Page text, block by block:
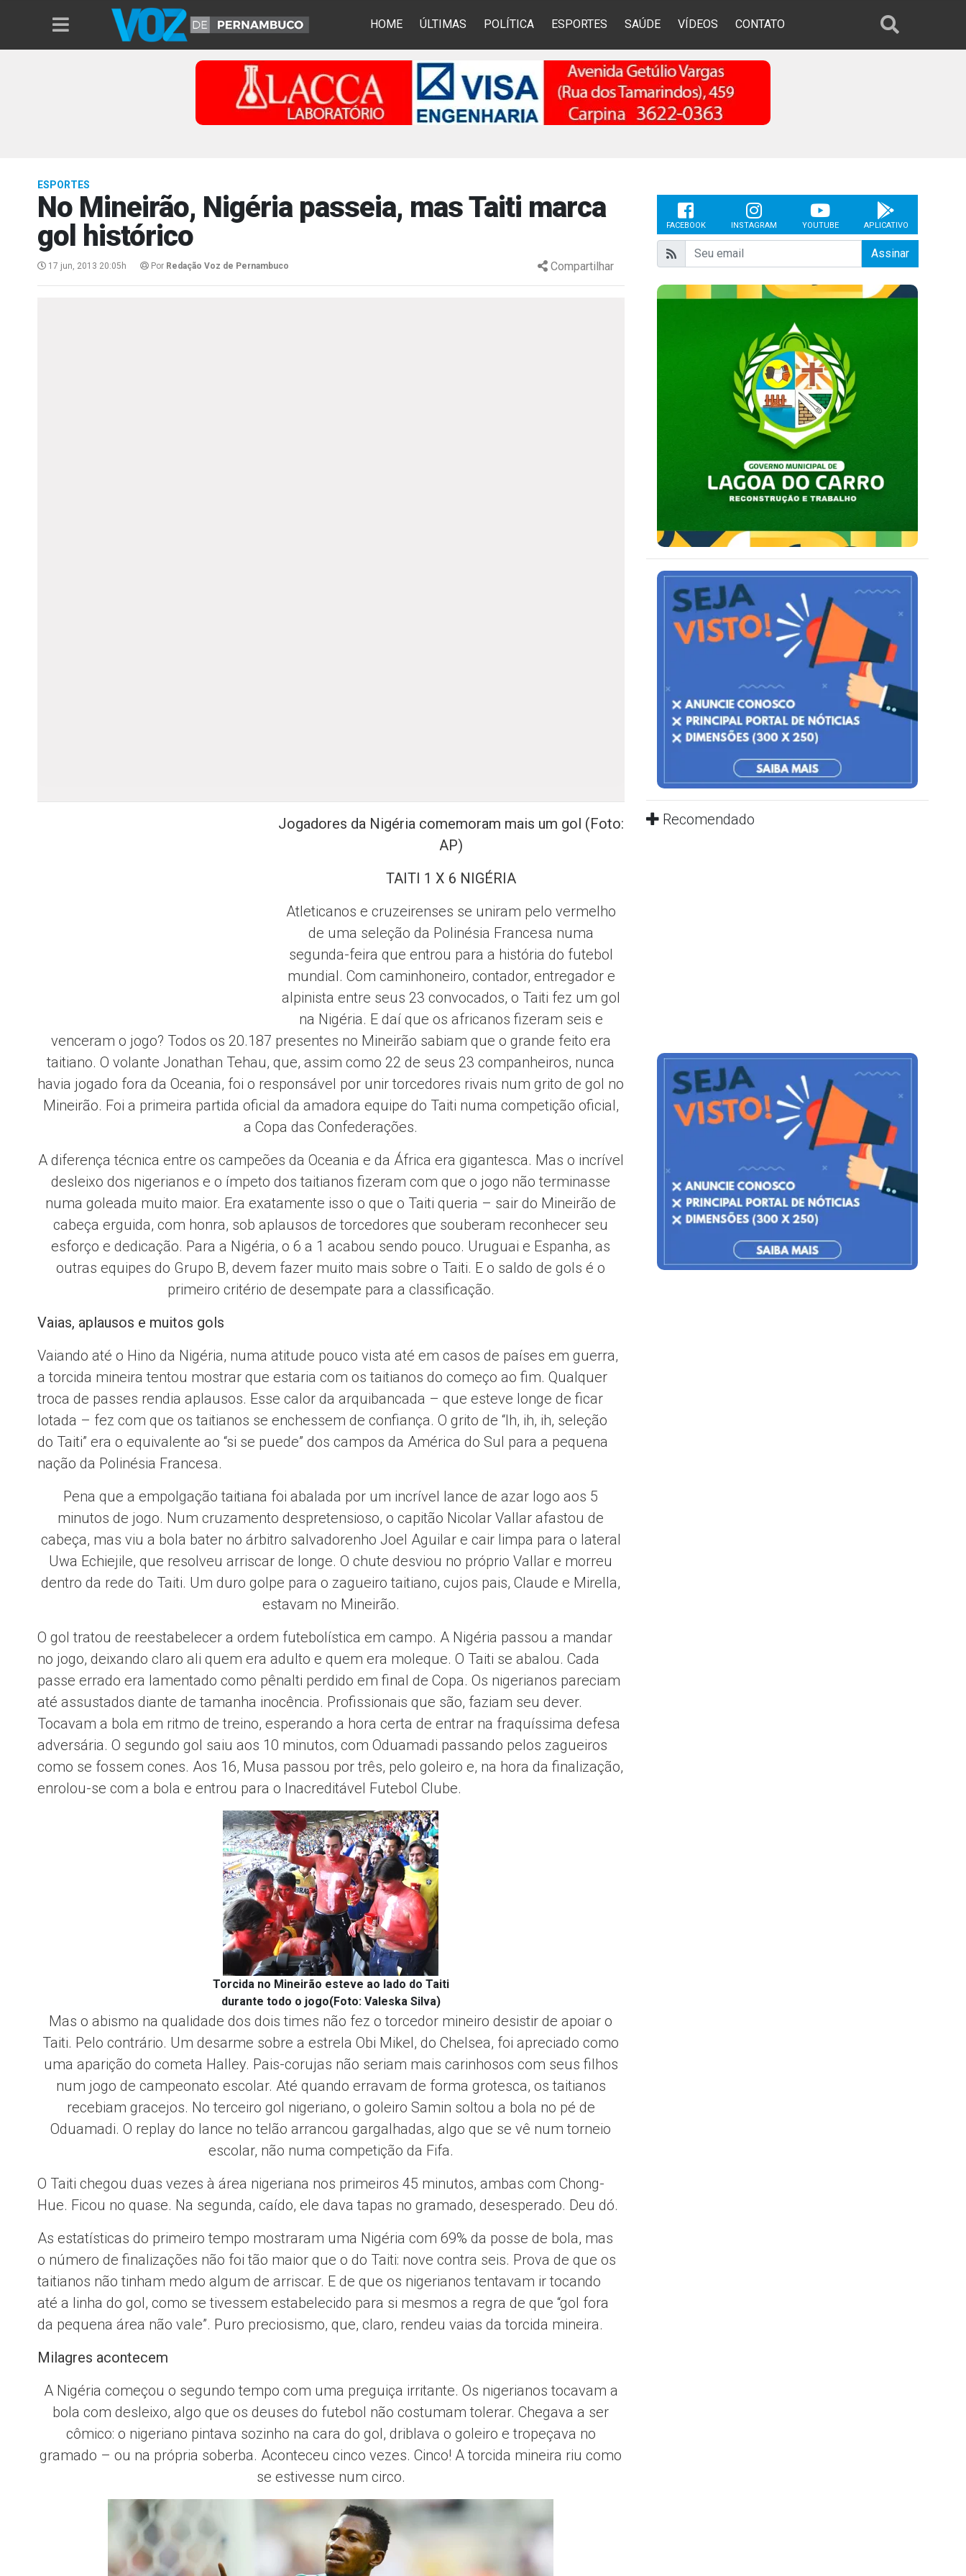
HOME ÚLTIMAS POLÍTICA ESPORTES SAÚDE VÍDEOS CONTATO
ESPORTES
No Mineirão, Nigéria passeia, mas Taiti marca
gol histórico
17 jun, 2013 20:05h Por Redação Voz de Pernambuco Compartilhar
Jogadores da Nigéria comemoram mais um gol (Foto:
AP)
TAITI 1 X 6 NIGÉRIA
Atleticanos e cruzeirenses se uniram pelo vermelho
de uma seleção da Polinésia Francesa numa
segunda-feira que entrou para a história do futebol
mundial. Com caminhoneiro, contador, entregador e
alpinista entre seus 23 convocados, o Taiti fez um gol
na Nigéria. E daí que os africanos fizeram seis e
venceram o jogo? Todos os 20.187 presentes no Mineirão sabiam que o grande feito era
taitiano. O volante Jonathan Tehau, que, assim como 22 de seus 23 companheiros, nunca
havia jogado fora da Oceania, foi o responsável por unir torcedores rivais num grito de gol no
Mineirão. Foi a primeira partida oficial da amadora equipe do Taiti numa competição oficial,
a Copa das Confederações.
A diferença técnica entre os campeões da Oceania e da África era gigantesca. Mas o incrível
desleixo dos nigerianos e o ímpeto dos taitianos fizeram com que o jogo não terminasse
numa goleada muito maior. Era exatamente isso o que o Taiti queria – sair do Mineirão de
cabeça erguida, com honra, sob aplausos de torcedores que souberam reconhecer seu
esforço e dedicação. Para a Nigéria, o 6 a 1 acabou sendo pouco. Uruguai e Espanha, as
outras equipes do Grupo B, devem fazer muito mais sobre o Taiti. E o saldo de gols é o
primeiro critério de desempate para a classificação.
Vaias, aplausos e muitos gols
Vaiando até o Hino da Nigéria, numa atitude pouco vista até em casos de países em guerra,
a torcida mineira tentou mostrar que estaria com os taitianos do começo ao fim. Qualquer
troca de passes rendia aplausos. Esse calor da arquibancada – que esteve longe de ficar
lotada – fez com que os taitianos se enchessem de confiança. O grito de “Ih, ih, ih, seleção
do Taiti” era o equivalente ao “si se puede” dos campos da América do Sul para a pequena
nação da Polinésia Francesa.
Pena que a empolgação taitiana foi abalada por um incrível lance de azar logo aos 5
minutos de jogo. Num cruzamento despretensioso, o capitão Nicolar Vallar afastou de
cabeça, mas viu a bola bater no árbitro salvadorenho Joel Aguilar e cair limpa para o lateral
Uwa Echiejile, que resolveu arriscar de longe. O chute desviou no próprio Vallar e morreu
dentro da rede do Taiti. Um duro golpe para o zagueiro taitiano, cujos pais, Claude e Mirella,
estavam no Mineirão.
O gol tratou de reestabelecer a ordem futebolística em campo. A Nigéria passou a mandar
no jogo, deixando claro ali quem era adulto e quem era moleque. O Taiti se abalou. Cada
passe errado era lamentado como pênalti perdido em final de Copa. Os nigerianos pareciam
até assustados diante de tamanha inocência. Profissionais que são, faziam seu dever.
Tocavam a bola em ritmo de treino, esperando a hora certa de entrar na fraquíssima defesa
adversária. O segundo gol saiu aos 10 minutos, com Oduamadi passando pelos zagueiros
como se fossem cones. Aos 16, Musa passou por três, pelo goleiro e, na hora da finalização,
enrolou-se com a bola e entrou para o Inacreditável Futebol Clube.
Torcida no Mineirão esteve ao lado do Taiti
durante todo o jogo(Foto: Valeska Silva)
Mas o abismo na qualidade dos dois times não fez o torcedor mineiro desistir de apoiar o
Taiti. Pelo contrário. Um desarme sobre a estrela Obi Mikel, do Chelsea, foi apreciado como
uma aparição do cometa Halley. Pais-corujas não seriam mais carinhosos com seus filhos
num jogo de campeonato escolar. Até quando erravam de forma grotesca, os taitianos
recebiam gracejos. No terceiro gol nigeriano, o goleiro Samin soltou a bola no pé de
Oduamadi. O replay do lance no telão arrancou gargalhadas, algo que se vê num torneio
escolar, não numa competição da Fifa.
O Taiti chegou duas vezes à área nigeriana nos primeiros 45 minutos, ambas com Chong-
Hue. Ficou no quase. Na segunda, caído, ele dava tapas no gramado, desesperado. Deu dó.
As estatísticas do primeiro tempo mostraram uma Nigéria com 69% da posse de bola, mas
o número de finalizações não foi tão maior que o do Taiti: nove contra seis. Prova de que os
taitianos não tinham medo algum de arriscar. E de que os nigerianos tentavam ir tocando
até a linha do gol, como se tivessem estabelecido para si mesmos a regra de que “gol fora
da pequena área não vale”. Puro preciosismo, que, claro, rendeu vaias da torcida mineira.
Milagres acontecem
A Nigéria começou o segundo tempo com uma preguiça irritante. Os nigerianos tocavam a
bola com desleixo, algo que os deuses do futebol não costumam tolerar. Chegava a ser
cômico: o nigeriano pintava sozinho na cara do gol, driblava o goleiro e tropeçava no
gramado – ou na própria soberba. Aconteceu cinco vezes. Cinco! A torcida mineira riu como
se estivesse num circo.
FACEBOOK INSTAGRAM YOUTUBE APLICATIVO
Assinar
Recomendado